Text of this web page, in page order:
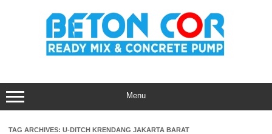
Menu
TAG ARCHIVES: U-DITCH KRENDANG JAKARTA BARAT